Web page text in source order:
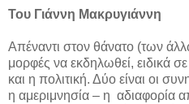
Του Γιάννη Μακρυγιάννη
Απέναντι στον θάνατο (των
μορφές να εκδηλωθεί, ειδικά
και η πολιτική. Δύο είναι οι
η αμεριμνησία – η αδιαφορία